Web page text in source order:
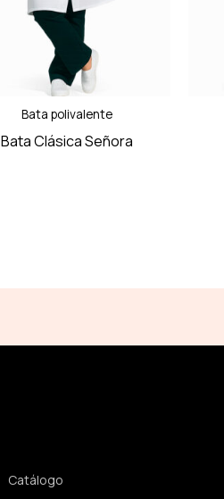
Bata polivalente
Bata Clásica Señora
Catálogo